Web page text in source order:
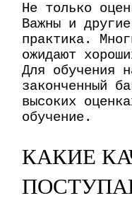
Не только
Важны и
практика.
ожидают
Для обучения
законченный
высоких
обучение.
КАКИЕ